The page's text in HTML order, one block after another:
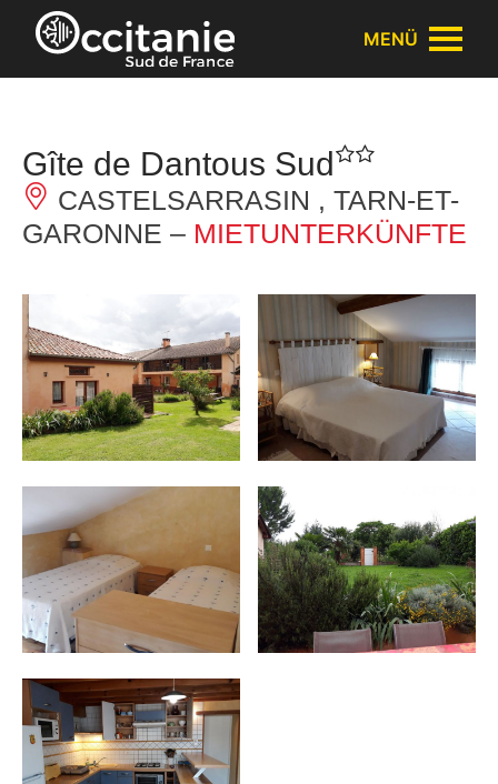
Cookie-Einstellungen
MENÜ
Gîte de Dantous Sud
CASTELSARRASIN , TARN-ET-
GARONNE – MIETUNTERKÜNFTE